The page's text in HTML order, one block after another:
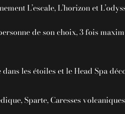
L’escale, L’horizon et
de son choix, 3 fois
les étoiles et le Head Spa
Sparte, Caresses